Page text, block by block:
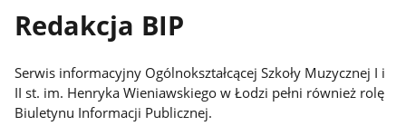
Redakcja BIP
Serwis informacyjny Ogólnokształcącej Szkoły Muzycznej I i
II st. im. Henryka Wieniawskiego w Łodzi pełni również rolę
Biuletynu Informacji Publicznej.